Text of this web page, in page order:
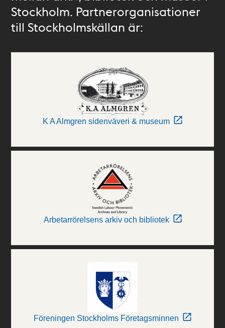
Stockholm. Partnerorganisationer
till Stockholmskällan är:
K A Almgren sidenväveri & museum
Arbetarrörelsens arkiv och bibliotek
Föreningen Stockholms Företagsminnen